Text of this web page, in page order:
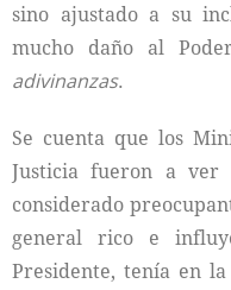
sino ajustado a su
mucho daño al
adivinanzas.
Se cuenta que los
Justicia fueron a
considerado
general rico e
Presidente, tenía en